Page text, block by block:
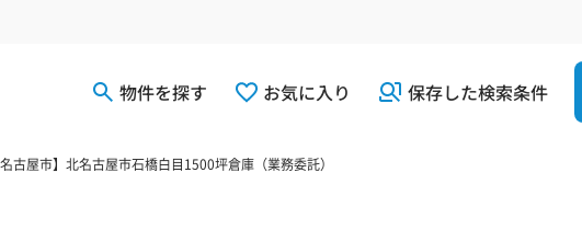
物件を探す お気に入り 保存した検索条件
古屋市】北名古屋市石橋白目1500坪倉庫（業務委託）